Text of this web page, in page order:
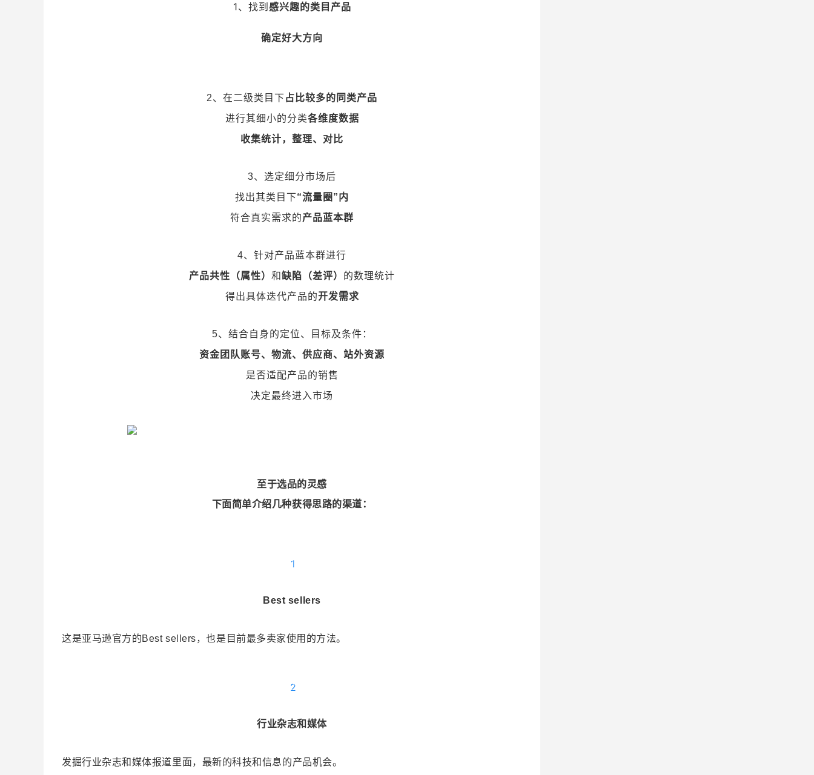
1、找到 感兴趣的类目产品
确定好大方向
2、在二级类目下占比较多的同类产品
进行其细小的分类各维度数据
收集统计，整理、对比
3、选定细分市场后
找出其类目下“流量圈”内
符合真实需求的产品蓝本群
4、针对产品蓝本群进行
产品共性（属性） 和缺陷（差评） 的数理统计
得出具体迭代产品的开发需求
5、结合自身的定位、目标及条件：
资金团队账号、物流、供应商、站外资源
是否适配产品的销售
决定最终进入市场
至于选品的灵感
下面简单介绍几种获得思路的渠道：
1
Best sellers
这是亚马逊官方的Best sellers，也是目前最多卖家使用的方法。
2
行业杂志和媒体
发掘行业杂志和媒体报道里面，最新的科技和信息的产品机会。